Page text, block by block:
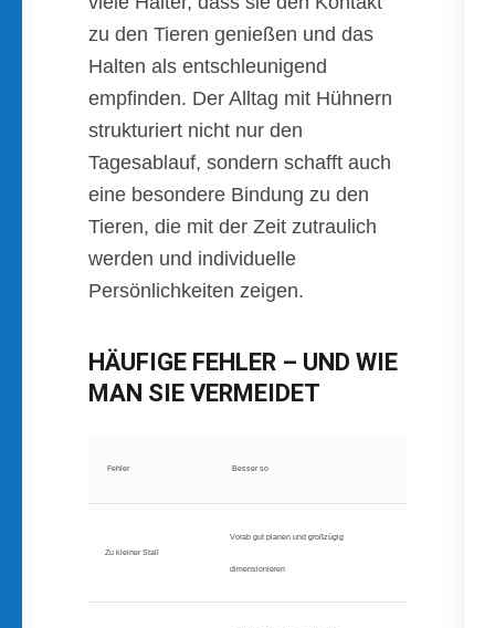
zu den Tieren genießen und das
Halten als entschleunigend
empfinden. Der Alltag mit Hühnern
strukturiert nicht nur den
Tagesablauf, sondern schafft auch
eine besondere Bindung zu den
Tieren, die mit der Zeit zutraulich
werden und individuelle
Persönlichkeiten zeigen.
HÄUFIGE FEHLER – UND WIE
MAN SIE VERMEIDET
Fehler Besser so
Zu kleiner Stall
Vorab gut planen und großzügig
dimensionieren